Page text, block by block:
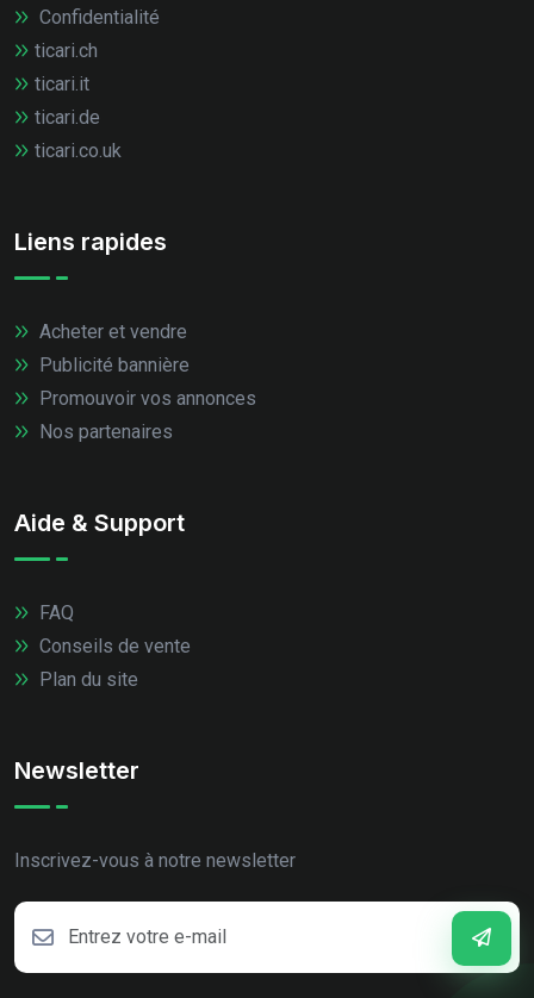
Confidentialité
ticari.ch
ticari.it
ticari.de
ticari.co.uk
Liens rapides
Acheter et vendre
Publicité bannière
Promouvoir vos annonces
Nos partenaires
Aide & Support
FAQ
Conseils de vente
Plan du site
Newsletter
Inscrivez-vous à notre newsletter